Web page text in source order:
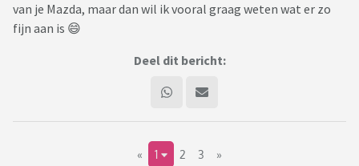
van je Mazda, maar dan wil ik vooral graag weten wat er zo
fijn aan is 😄
Deel dit bericht:
« 1 2 3 »